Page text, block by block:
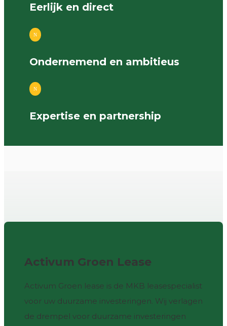
Eerlijk en direct
N
Ondernemend en ambitieus
N
Expertise en partnership
Activum Groen Lease
Activum Groen lease is de MKB leasespecialist
voor uw duurzame investeringen. Wij verlagen
de drempel voor duurzame investeringen